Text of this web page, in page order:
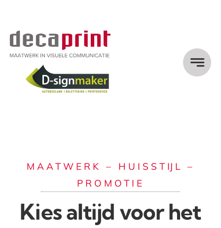
inhoud
MAATWERK – HUISSTIJL –
PROMOTIE
Kies altijd voor het